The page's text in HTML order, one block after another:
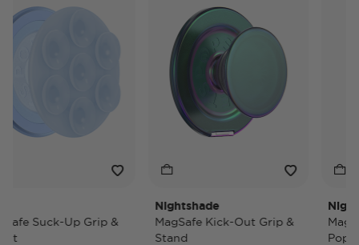
Suck-Up Grip &
Nightshade
MagSafe Kick-Out Grip &
Stand